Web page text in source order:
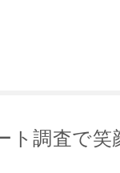
ト調査で笑